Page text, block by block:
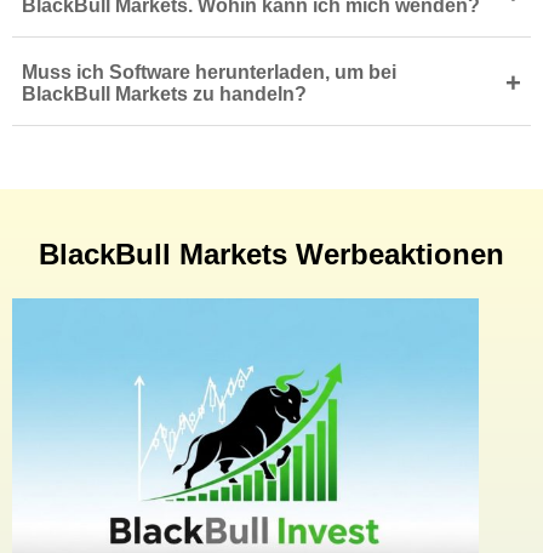
BlackBull Markets. Wohin kann ich mich wenden?
Muss ich Software herunterladen, um bei
BlackBull Markets zu handeln?
+
BlackBull Markets Werbeaktionen